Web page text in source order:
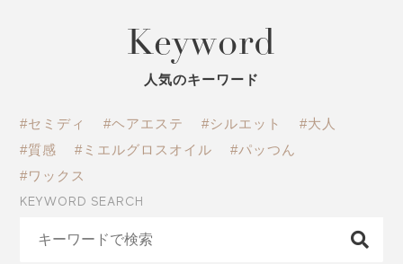
Keyword
人気のキーワード
#セミディ #ヘアエステ #シルエット
#大人
#質感
#ミエルグロスオイル
#パッつん
#ワックス
KEYWORD SEARCH